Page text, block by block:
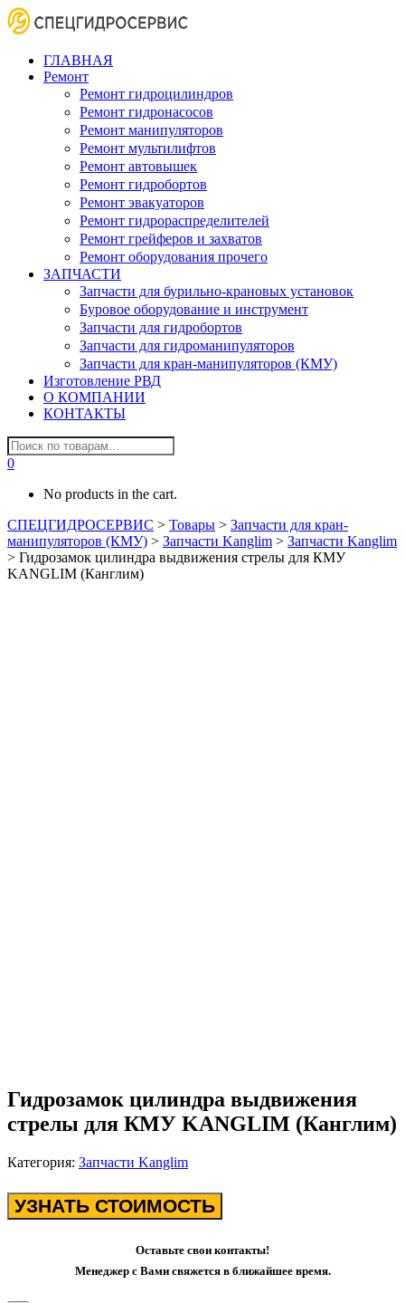
ГЛАВНАЯ
Ремонт
Ремонт гидроцилиндров
Ремонт гидронасосов
Ремонт манипуляторов
Ремонт мультилифтов
Ремонт автовышек
Ремонт гидробортов
Ремонт эвакуаторов
Ремонт гидрораспределителей
Ремонт грейферов и захватов
Ремонт оборудования прочего
ЗАПЧАСТИ
Запчасти для бурильно-крановых установок
Буровое оборудование и инструмент
Запчасти для гидробортов
Запчасти для гидроманипуляторов
Запчасти для кран-манипуляторов (КМУ)
Изготовление РВД
О КОМПАНИИ
КОНТАКТЫ
0
No products in the cart.
СПЕЦГИДРОСЕРВИС > Товары > Запчасти для кран-
манипуляторов (КМУ) > Запчасти Kanglim > Запчасти Kanglim
> Гидрозамок цилиндра выдвижения стрелы для КМУ
KANGLIM (Канглим)
Гидрозамок цилиндра выдвижения
стрелы для КМУ KANGLIM (Канглим)
Категория: Запчасти Kanglim
УЗНАТЬ СТОИМОСТЬ
Оставьте свои контакты!
Менеджер с Вами свяжется в ближайшее время.